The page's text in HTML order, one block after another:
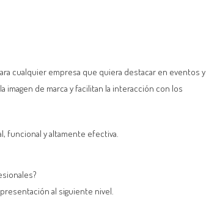
cualquier empresa que quiera destacar en eventos y
imagen de marca y facilitan la interacción con los
y altamente efectiva.
al siguiente nivel.